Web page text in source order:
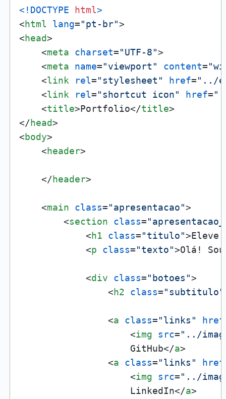
<!DOCTYPE html>
<html lang="pt-br">
<head>
<meta charset="UTF-8">
<meta name="viewport" content=
<link rel="stylesheet" href="../
<link rel="shortcut icon" href=
<title>Portfolio</title>
</head>
<body>
<header>
</header>
<main class="apresentacao">
<section class=
<h1 class="titulo">Eleve
<p class="texto">Olá!
<div class="botoes">
<h2 class="subtitulo"
<a class="links" href
<img src="../
                    GitHub
</a>
<a class="links" href
<img src="../
                    LinkedIn
</a>